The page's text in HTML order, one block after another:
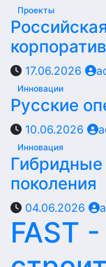
Проекты
17.06.2026
Инновации
Русские
10.06.2026
Инновация
поколения
04.06.2026
FAST